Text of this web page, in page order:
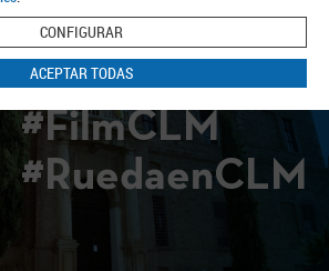
CONFIGURAR
ACEPTAR TODAS
#FilmCLM
#RuedaenCLM